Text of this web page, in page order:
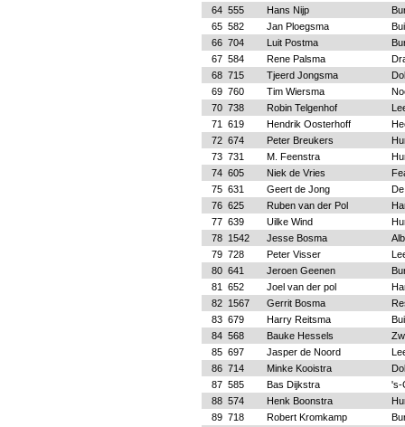
64 555 Hans Nijp
65 582 Jan Ploegsma
66 704 Luit Postma
67 584 Rene Palsma
68 715 Tjeerd Jongsma
69 760 Tim Wiersma
70 738 Robin Telgenhof
71
619 Hendrik Oosterhoff
72 674 Peter Breukers
73 731 M. Feenstra
74 605 Niek de Vries
75 631 Geert de Jong
76 625 Ruben van der Pol
77 639 Uilke Wind
78 1542 Jesse Bosma
79 728 Peter Visser
80 641 Jeroen Geenen
81
652 Joel van der pol
82 1567 Gerrit Bosma
83 679 Harry Reitsma
84 568 Bauke Hessels
85 697 Jasper de Noord
86 714 Minke Kooistra
87 585 Bas Dijkstra
's-
88 574 Henk Boonstra
89 718 Robert Kromkamp